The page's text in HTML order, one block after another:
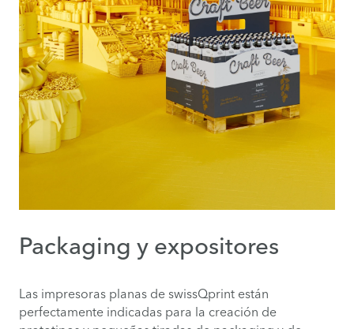
Packaging y expositores
Las impresoras planas de swissQprint están
perfectamente indicadas para la creación de